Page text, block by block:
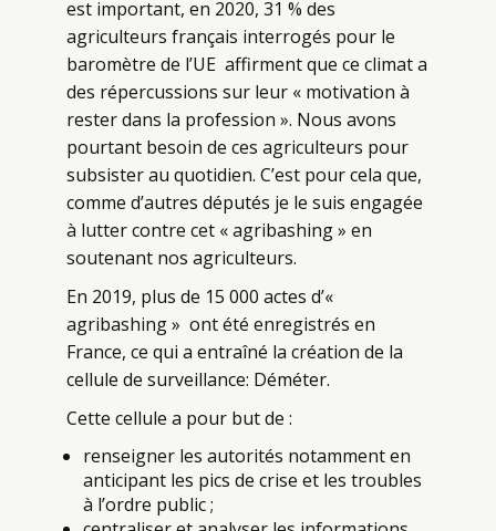
est important, en 2020, 31 % des
agriculteurs français interrogés pour le
baromètre de l’UE affirment que ce climat a
des répercussions sur leur « motivation à
rester dans la profession ». Nous avons
pourtant besoin de ces agriculteurs pour
subsister au quotidien. C’est pour cela que,
comme d’autres députés je le suis engagée
à lutter contre cet « agribashing » en
soutenant nos agriculteurs.
En 2019, plus de 15 000 actes d’«
agribashing » ont été enregistrés en
France, ce qui a entraîné la création de la
cellule de surveillance: Déméter.
Cette cellule a pour but de :
renseigner les autorités notamment en
anticipant les pics de crise et les troubles
à l’ordre public ;